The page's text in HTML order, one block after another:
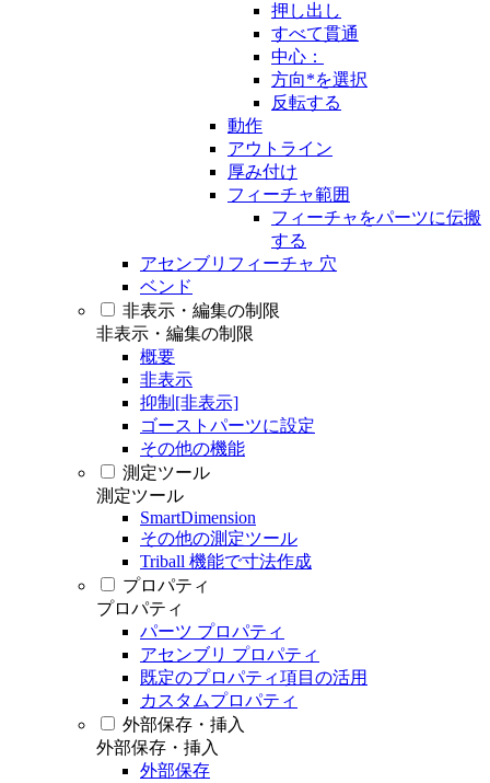
押し出し
すべて貫通
中心：
方向*を選択
反転する
動作
アウトライン
厚み付け
フィーチャ範囲
フィーチャをパーツに伝搬
する
アセンブリフィーチャ 穴
ベンド
非表示・編集の制限
非表示・編集の制限
概要
非表示
抑制[非表示]
ゴーストパーツに設定
その他の機能
測定ツール
測定ツール
SmartDimension
その他の測定ツール
Triball 機能で寸法作成
プロパティ
プロパティ
パーツ プロパティ
アセンブリ プロパティ
既定のプロパティ項目の活用
カスタムプロパティ
外部保存・挿入
外部保存・挿入
外部保存